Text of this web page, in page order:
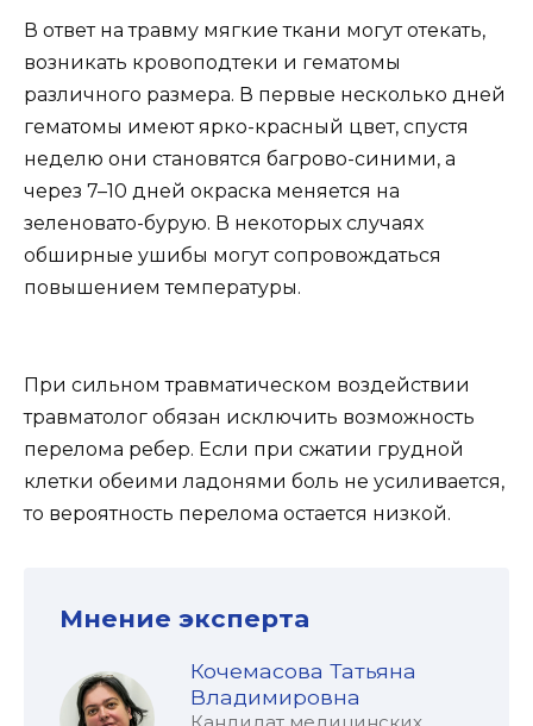
В ответ на травму мягкие ткани могут отекать,
возникать кровоподтеки и гематомы
различного размера. В первые несколько дней
гематомы имеют ярко-красный цвет, спустя
неделю они становятся багрово-синими, а
через 7–10 дней окраска меняется на
зеленовато-бурую. В некоторых случаях
обширные ушибы могут сопровождаться
повышением температуры.
При сильном травматическом воздействии
травматолог обязан исключить возможность
перелома ребер. Если при сжатии грудной
клетки обеими ладонями боль не усиливается,
то вероятность перелома остается низкой.
Мнение эксперта
Кочемасова Татьяна
Владимировна